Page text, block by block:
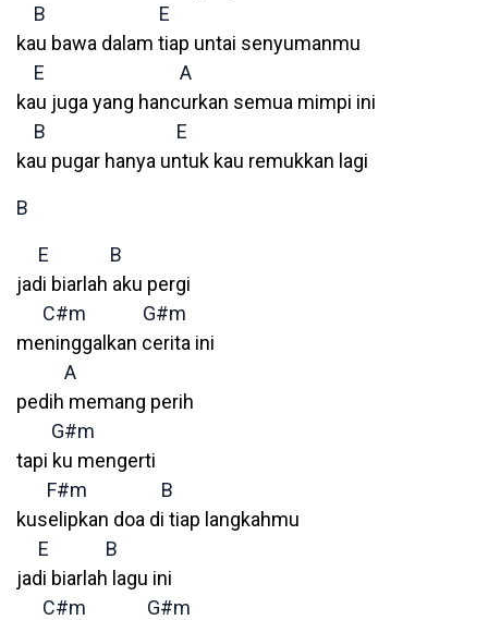
B
E
kau bawa dalam tiap untai senyumanmu
E
A
kau juga yang hancurkan semua mimpi ini
B
E
kau pugar hanya untuk kau remukkan lagi
B
E
B
jadi biarlah aku pergi
C#m
G#m
meninggalkan cerita ini
A
pedih memang perih
G#m
tapi ku mengerti
F#m
B
kuselipkan doa di tiap langkahmu
E
B
jadi biarlah lagu ini
C#m
G#m